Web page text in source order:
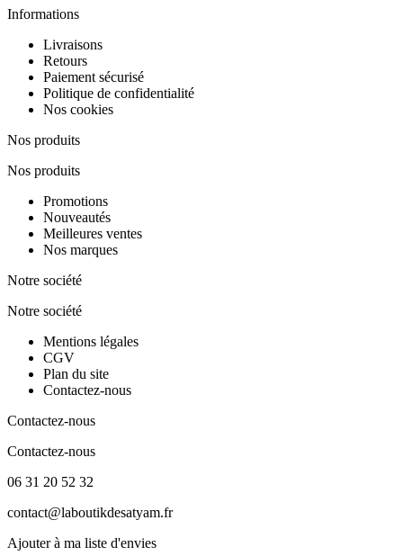
Informations
Livraisons
Retours
Paiement sécurisé
Politique de confidentialité
Nos cookies
Nos produits
Nos produits
Promotions
Nouveautés
Meilleures ventes
Nos marques
Notre société
Notre société
Mentions légales
CGV
Plan du site
Contactez-nous
Contactez-nous
Contactez-nous
06 31 20 52 32
contact@laboutikdesatyam.fr
Ajouter à ma liste d'envies